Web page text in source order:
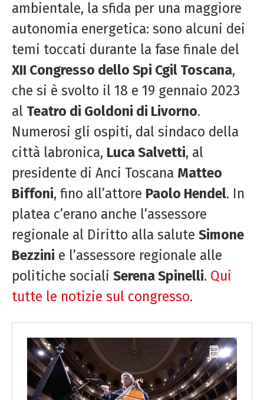
ambientale, la sfida per una maggiore
autonomia energetica: sono alcuni dei
temi toccati durante la fase finale del
XII Congresso dello Spi Cgil Toscana,
che si è svolto il 18 e 19 gennaio 2023
al Teatro di Goldoni di Livorno.
Numerosi gli ospiti, dal sindaco della
città labronica, Luca Salvetti, al
presidente di Anci Toscana Matteo
Biffoni, fino all’attore Paolo Hendel. In
platea c’erano anche l’assessore
regionale al Diritto alla salute Simone
Bezzini e l’assessore regionale alle
politiche sociali Serena Spinelli. Qui
tutte le notizie sul congresso.